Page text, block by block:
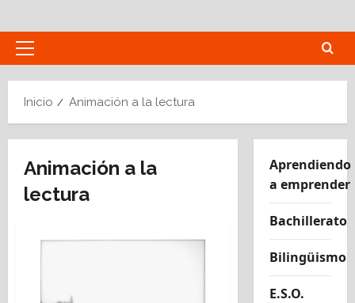
al
contenido
Menú
Inicio
Animación a la lectura
Animación a la
lectura
Aprendiendo
a emprender
Bachillerato
Bilingüismo
E.S.O.